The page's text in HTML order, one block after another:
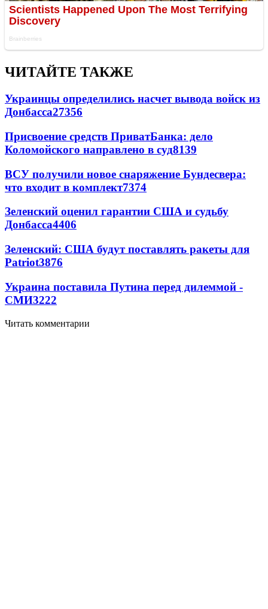
ЧИТАЙТЕ ТАКЖЕ
Украинцы определились насчет вывода войск из
Донбасса27356
Присвоение средств ПриватБанка: дело
Коломойского направлено в суд8139
ВСУ получили новое снаряжение Бундесвера:
что входит в комплект7374
Зеленский оценил гарантии США и судьбу
Донбасса4406
Зеленский: США будут поставлять ракеты для
Patriot3876
Украина поставила Путина перед дилеммой -
СМИ3222
Читать комментарии